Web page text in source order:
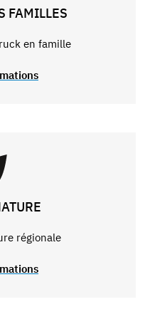
FAMILLES
en famille
régionale